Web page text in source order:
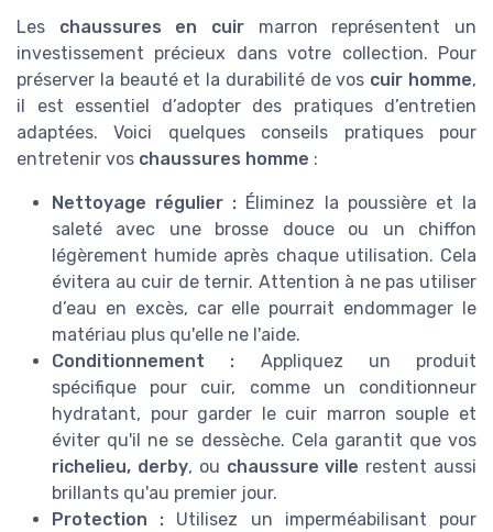
Les chaussures en cuir marron représentent un
investissement précieux dans votre collection. Pour
préserver la beauté et la durabilité de vos cuir homme,
il est essentiel d’adopter des pratiques d’entretien
adaptées. Voici quelques conseils pratiques pour
entretenir vos chaussures homme :
Nettoyage régulier : Éliminez la poussière et la
saleté avec une brosse douce ou un chiffon
légèrement humide après chaque utilisation. Cela
évitera au cuir de ternir. Attention à ne pas utiliser
d’eau en excès, car elle pourrait endommager le
matériau plus qu'elle ne l'aide.
Conditionnement : Appliquez un produit
spécifique pour cuir, comme un conditionneur
hydratant, pour garder le cuir marron souple et
éviter qu'il ne se dessèche. Cela garantit que vos
richelieu, derby, ou chaussure ville restent aussi
brillants qu'au premier jour.
Protection : Utilisez un imperméabilisant pour